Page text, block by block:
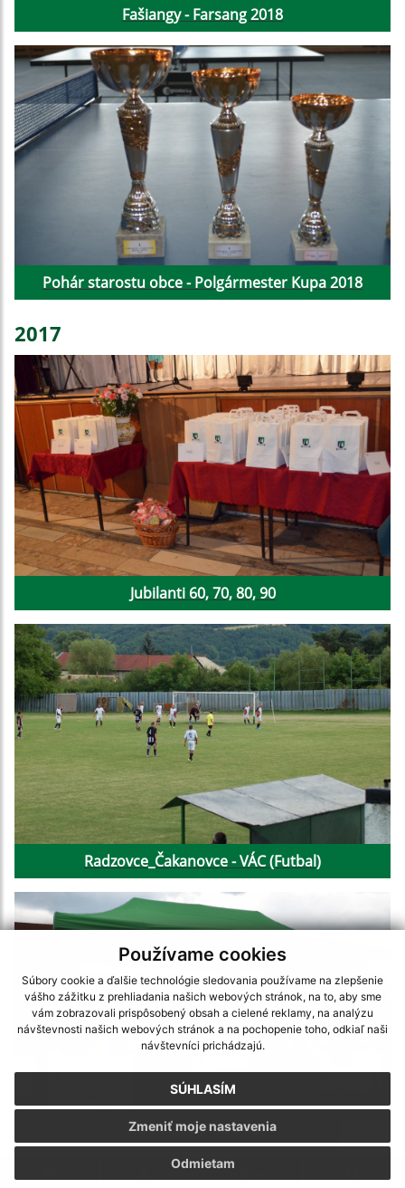
Používame cookies
Súbory cookie a ďalšie technológie sledovania používame na zlepšenie
vášho zážitku z prehliadania našich webových stránok, na to, aby sme
vám zobrazovali prispôsobený obsah a cielené reklamy, na analýzu
návštevnosti našich webových stránok a na pochopenie toho, odkiaľ naši
návštevníci prichádzajú.
SÚHLASÍM
Odmietam
Zmeniť moje nastavenia
Fašiangy - Farsang 2018
Pohár starostu obce - Polgármester Kupa 2018
2017
Jubilanti 60, 70, 80, 90
Radzovce_Čakanovce - VÁC (Futbal)
Deň Obce - Falunap